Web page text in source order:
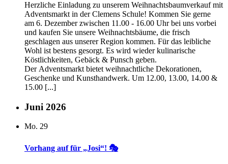
Herzliche Einladung zu unserem Weihnachtsbaumverkauf mit
Adventsmarkt in der Clemens Schule! Kommen Sie gerne
am 6. Dezember zwischen 11.00 - 16.00 Uhr bei uns vorbei
und kaufen Sie unsere Weihnachtsbäume, die frisch
geschlagen aus unserer Region kommen. Für das leibliche
Wohl ist bestens gesorgt. Es wird wieder kulinarische
Köstlichkeiten, Gebäck & Punsch geben.
Der Adventsmarkt bietet weihnachtliche Dekorationen,
Geschenke und Kunsthandwerk. Um 12.00, 13.00, 14.00 &
15.00 [...]
Juni 2026
Mo. 29
Vorhang auf für „Josi“! 🎭